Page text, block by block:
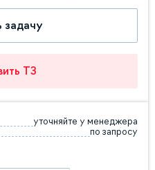
задачу
ТЗ
уточняйте у менеджера
по запросу